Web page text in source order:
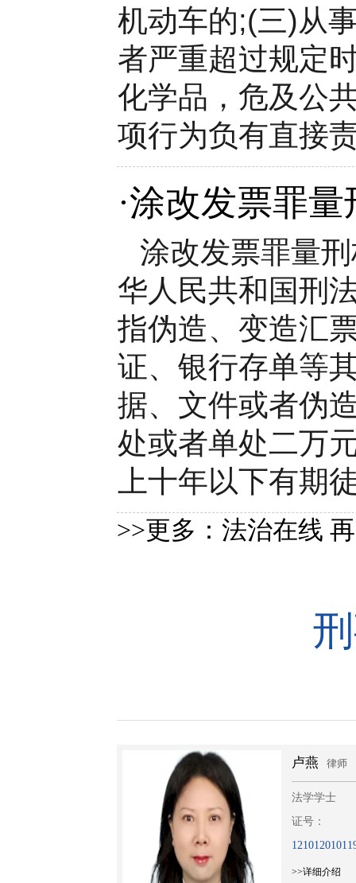
机动车的;(三)从
者严重超过规定
化学品，危及公
项行为负有直接
·涂改发票罪
涂改发票罪量
华人民共和国刑
指伪造、变造汇
证、银行存单等
据、文件或者伪
处或者单处二万
上十年以下有期
>>更多： 法治在线
章浩 律师
法学学士
证号：
>>详细介绍